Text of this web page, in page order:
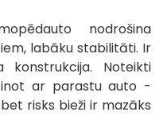
nodrošina
labāku stabilitāti. Ir
Noteikti
ar parastu auto -
risks bieži ir mazāks